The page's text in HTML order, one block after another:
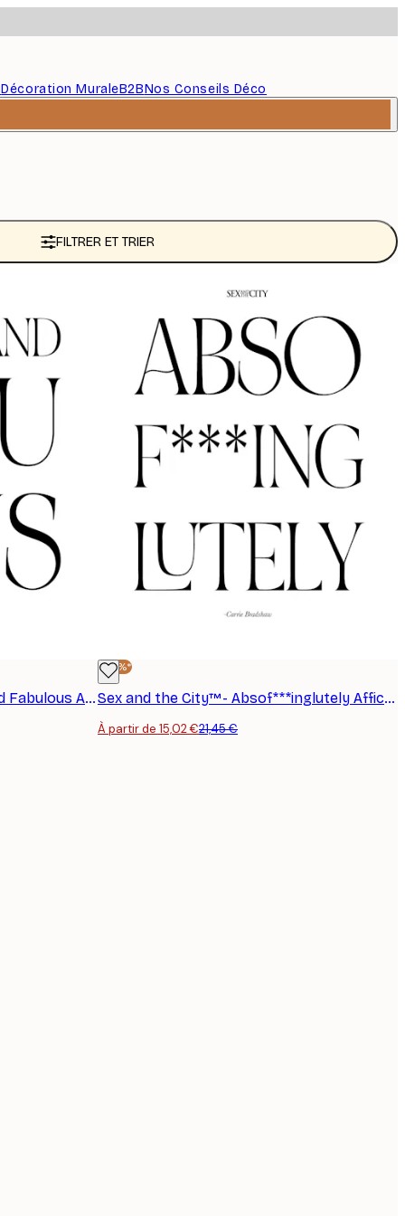
Décoration MuraleB2BNos Conseils Déco
FILTRER ET TRIER
Sex and the City™ - Single and Fabulous Affiche
-30%*
Sex and the City™- Absof***inglutely Affiche
À partir de 15,02 €21,45 €